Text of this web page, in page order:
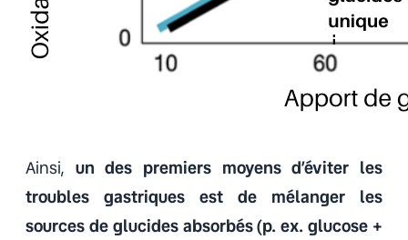
Ainsi, un des premiers moyens d’éviter les
troubles gastriques est de mélanger les
sources de glucides absorbés (p. ex. glucose +